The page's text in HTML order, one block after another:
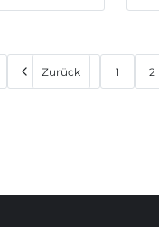
Zurück 1 2